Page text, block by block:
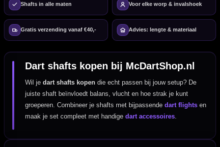
Shafts in alle maten Voor elke worp & invalshoek
Gratis verzending vanaf €40,- Advies: lengte & materiaal
Dart shafts kopen bij McDartShop.nl
Wil jedart shafts kopen die echt passen bij jouw setup? De
juiste shaft beïnvloedt balans, vlucht en hoe strak je kunt
groeperen. Combineer je shafts met bijpassendedart flights en
maak je set compleet met handigedart accessoires